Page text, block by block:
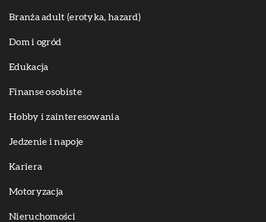
Branża adult (erotyka, hazard)
Dom i ogród
Edukacja
Finanse osobiste
Hobby i zainteresowania
Jedzenie i napoje
Kariera
Motoryzacja
Nieruchomości